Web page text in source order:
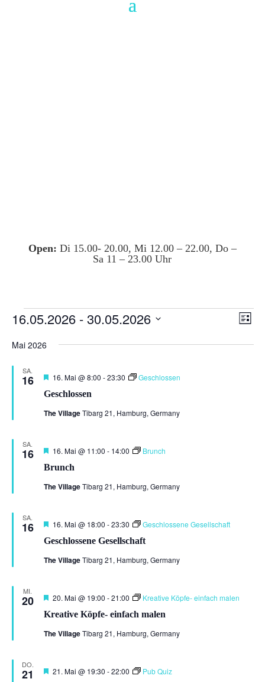
Open: Di 15.00- 20.00, Mi 12.00 – 22.00, Do –
Sa 11 – 23.00 Uhr
Veranstaltungen Liste
16.05.2026 - 30.05.2026
wählen.
Mai 2026
SA.
16
Geschlossen
Hervorgehoben
16. Mai @ 8:00 -23:30 Geschlossen
The VillageTibarg 21, Hamburg, Germany
SA.
16
Brunch
Hervorgehoben
16. Mai @ 11:00 - 14:00 Brunch
The VillageTibarg 21, Hamburg, Germany
SA.
16
Geschlossene Gesellschaft
Hervorgehoben
16. Mai @ 18:00 -23:30 Geschlossene Gesellschaft
The VillageTibarg 21, Hamburg, Germany
MI.
20
Kreative Köpfe- einfach malen
Hervorgehoben
20. Mai @ 19:00 -21:00 Kreative Köpfe- einfach malen
The VillageTibarg 21, Hamburg, Germany
DO.
21 Hervorgehoben
21. Mai @ 19:30 -22:00 Pub Quiz